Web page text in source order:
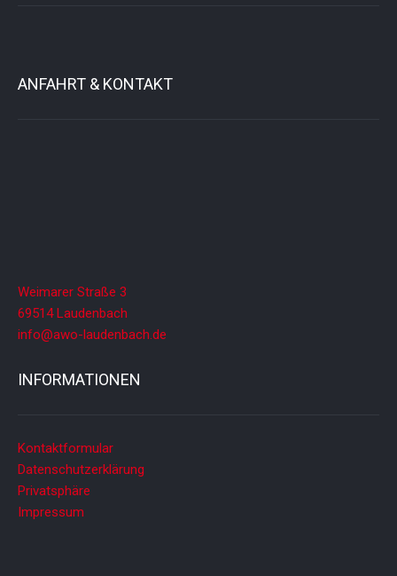
ANFAHRT & KONTAKT
Weimarer Straße 3
69514 Laudenbach
info@awo-laudenbach.de
INFORMATIONEN
Kontaktformular
Datenschutzerklärung
Privatsphäre
Impressum